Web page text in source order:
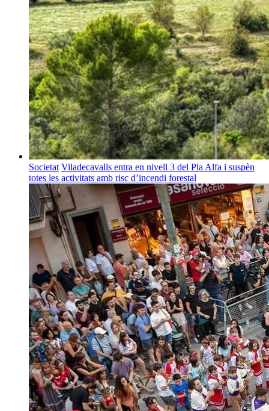
Societat Viladecavalls entra en nivell 3 del Pla Alfa i suspèn
totes les activitats amb risc d’incendi forestal